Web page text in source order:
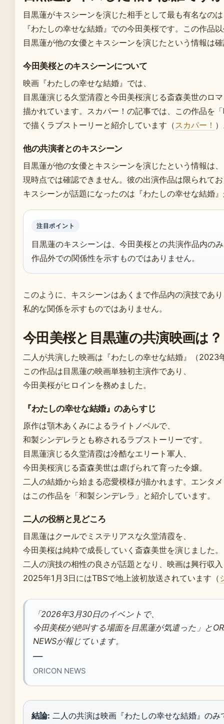
目黒蓮がキスシーンを演じた相手として最も有名なの
『わたしの幸せな結婚』での今田美桜です。この作品
目黒蓮が他の女優とキスシーンを演じたという情報は
今田美桜とのキスシーンについて
映画『わたしの幸せな結婚』では、
目黒蓮演じる久堂清霞と今田美桜演じる斎森美世のロ
描かれています。スカパー！の記事では、この作品を
で描くラブストーリーと紹介しています（スカパー！
他の共演者とのキスシーン
目黒蓮が他の女優とキスシーンを演じたという情報は、
現時点では確認できません。彼の出演作品は限られて
キスシーンが話題になったのは『わたしの幸せな結婚
注目ポイント
目黒蓮のキスシーンは、今田美桜との共演作品内の
作品外での関係性を示すものではありません。
このように、キスシーンはあくまで作品内の演技であ
私的な関係を示すものではありません。
今田美桜と目黒蓮の共演映画は？
二人が共演した映画は『わたしの幸せな結婚』（2023
この作品は目黒蓮の映画単独初主演作であり、
今田美桜がヒロインを務めました。
『わたしの幸せな結婚』のあらすじ
原作は顎木あくみによるライトノベルで、
和製シンデレラとも称されるラブストーリーです。
目黒蓮演じる久堂清霞は冷酷なエリート軍人、
今田美桜演じる斎森美世は虐げられて育った令嬢。
二人の結婚から始まる恋愛模様が描かれます。エンタ
はこの作品を「和製シンデレラ」と紹介しています。
二人の役柄と見どころ
目黒蓮はクールでミステリアスな久堂清霞を、
今田美桜は純粋で成長していく斎森美世を演じました。
二人の演技の相性の良さが話題となり、映画は興行収
2025年1月3日にはTBSで地上波初放送されています（
「2026年3月30日のイベントで、
今田美桜が絶叫する場面を目黒蓮が気遣った」と
NEWSが報じています。
—
ORICON NEWS
結論: 二人の共演は映画『わたしの幸せな結婚』のみ